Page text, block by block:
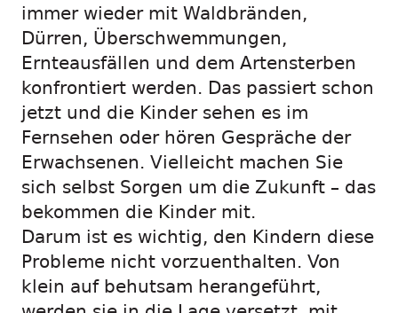
immer wieder mit Waldbränden,
Dürren, Überschwemmungen,
Ernteausfällen und dem Artensterben
konfrontiert werden. Das passiert schon
jetzt und die Kinder sehen es im
Fernsehen oder hören Gespräche der
Erwachsenen. Vielleicht machen Sie
sich selbst Sorgen um die Zukunft – das
bekommen die Kinder mit.
Darum ist es wichtig, den Kindern diese
Probleme nicht vorzuenthalten. Von
klein auf behutsam herangeführt,